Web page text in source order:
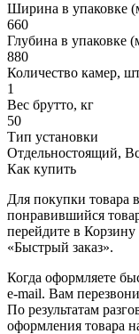
Ширина в упаковке
660
Глубина в упаковке
880
Количество камер,
1
Вес бpутто, кг
50
Тип установки
Отдельностоящий,
Как купить
Для покупки товара
понравившийся
перейдите в
«Быстрый заказ».
Когда оформляете
e-mail. Вам
По результатам
оформления товара